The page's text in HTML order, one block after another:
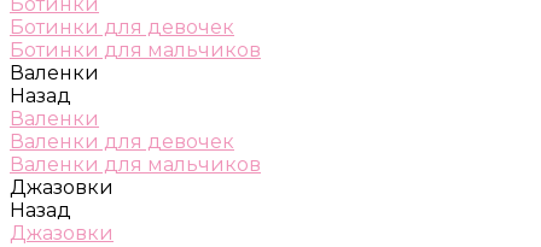
Ботинки для девочек
Ботинки для мальчиков
Валенки
Назад
Валенки
Валенки для девочек
Валенки для мальчиков
Джазовки
Назад
Джазовки